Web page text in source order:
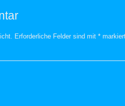
Erforderliche Felder sind mit *